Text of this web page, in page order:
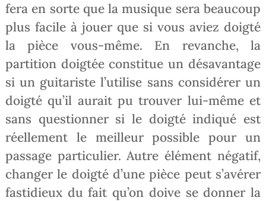
fera en sorte que la musique sera beaucoup
plus facile à jouer que si vous aviez doigté
la pièce vous-même. En revanche, la
partition doigtée constitue un désavantage
si un guitariste l’utilise sans considérer un
doigté qu’il aurait pu trouver lui-même et
sans questionner si le doigté indiqué est
réellement le meilleur possible pour un
passage particulier. Autre élément négatif,
changer le doigté d’une pièce peut s’avérer
fastidieux du fait qu’on doive se donner la